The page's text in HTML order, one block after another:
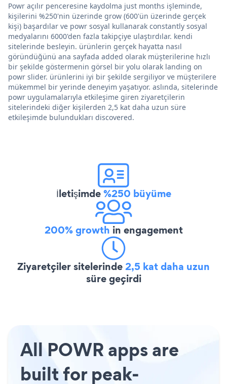
Powr açılır penceresine kaydolma just months işleminde,
kişilerini %250'nin üzerinde grow (600'ün üzerinde gerçek
kişi) başardılar ve powr sosyal kullanarak constantly sosyal
medyalarını 6000'den fazla takipçiye ulaştırdılar. kendi
sitelerinde besleyin. ürünlerin gerçek hayatta nasıl
göründüğünü ana sayfada added olarak müşterilerine hızlı
bir şekilde göstermenin görsel bir yolu olarak landing on
powr slider. ürünlerini iyi bir şekilde sergiliyor ve müşterilere
mükemmel bir yerinde deneyim yaşatıyor. aslında, sitelerinde
powr uygulamalarıyla etkileşime giren ziyaretçilerin
sitelerindeki diğer kişilerden 2,5 kat daha uzun süre
etkileşimde bulundukları discovered.
İletişimde%250 büyüme
200% growth in engagement
Ziyaretçiler sitelerinde2,5 kat daha uzun
süre geçirdi
All POWR apps are
built for peak-